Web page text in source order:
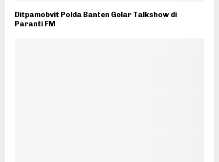
Ditpamobvit Polda Banten Gelar Talkshow di
Paranti FM